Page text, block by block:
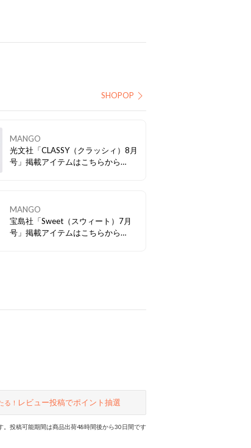
SHOPOP
MANGO
光文社「CLASSY（クラッシィ）8月
号」掲載アイテムはこちらから
MANGO
宝島社「Sweet（スウィート）7月
号」掲載アイテムはこちらから
る！ レビュー投稿でポイント抽選
投稿可能期間は商品出荷48時間後から30日間です